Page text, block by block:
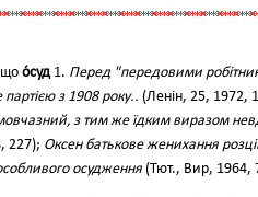
що о́суд1. Перед "передовими
з 1908 року.. (Ленін, 25, 1972,
з тим же їдким виразом
227); Оксен батькове женихання
осудження (Тют., Вир, 1964,